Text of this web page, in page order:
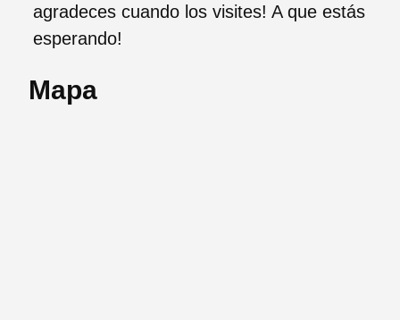
agradeces cuando los visites! A que estás
esperando!
Mapa